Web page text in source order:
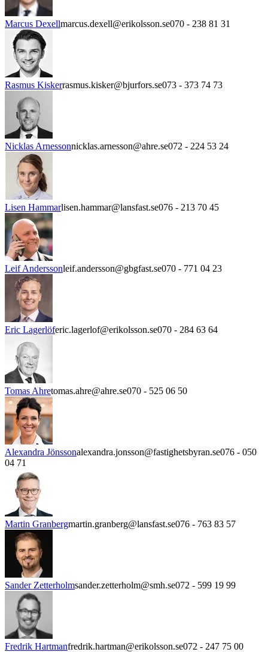
Marcus Dexellmarcus.dexell@erikolsson.se070 - 238 81 31
Rasmus Kiskerrasmus.kisker@bjurfors.se073 - 373 74 73
Nicklas Arnessonnicklas.arnesson@ahre.se072 - 224 53 24
Lisen Hammarlisen.hammar@lansfast.se076 - 213 70 45
Leif Anderssonleif.andersson@gbgfast.se070 - 771 04 23
Eric Lagerlöferic.lagerlof@erikolsson.se070 - 284 63 64
Tomas Ahretomas.ahre@ahre.se070 - 525 06 50
Alexandra Jönssonalexandra.jonsson@fastighetsbyran.se076 - 050
04 71
Martin Granbergmartin.granberg@lansfast.se076 - 763 83 57
Sander Zetterholmsander.zetterholm@smh.se072 - 599 19 99
Fredrik Hartmanfredrik.hartman@erikolsson.se072 - 247 75 00